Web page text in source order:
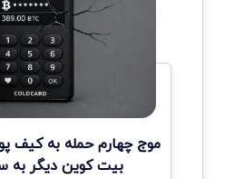
بیت کوین دیگر